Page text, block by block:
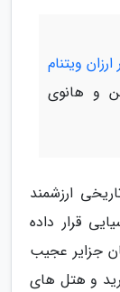
ارزان ویتنام
و هانوی
ارزشمند
قرار داده
جزایر عجیب
و هتل های